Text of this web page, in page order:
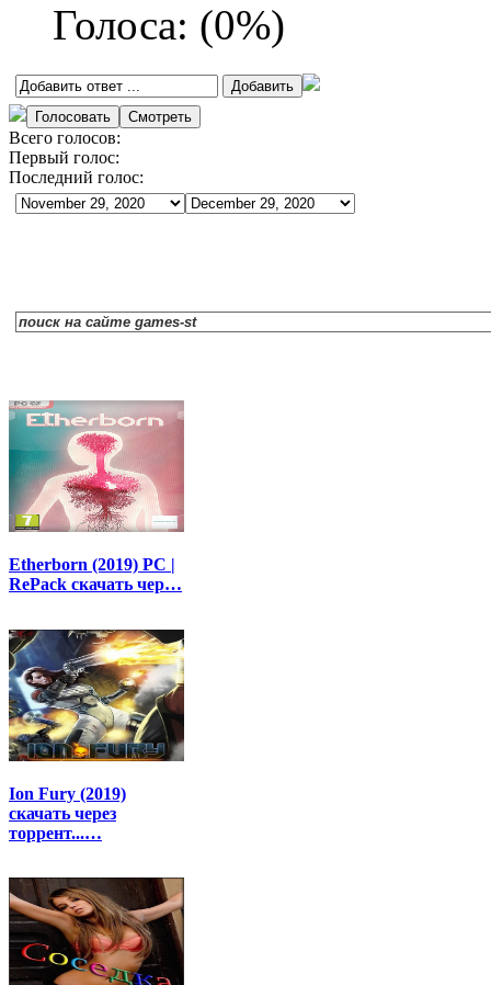
Голоса: (0%)
Всего голосов:
Первый голос:
Последний голос:
Etherborn (2019) PC |
RePack скачать чер…
Ion Fury (2019)
скачать через
торрент...…